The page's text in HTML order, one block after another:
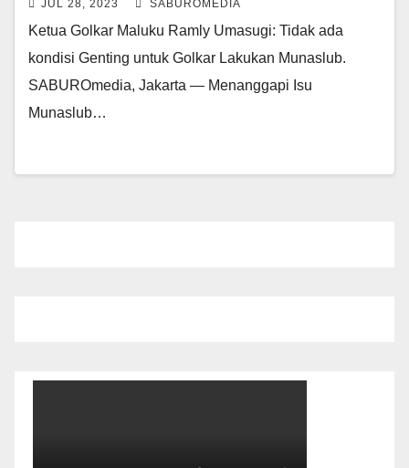
JUL 28, 2023 SABUROMEDIA
Ketua Golkar Maluku Ramly Umasugi: Tidak ada
kondisi Genting untuk Golkar Lakukan Munaslub.
SABUROmedia, Jakarta — Menanggapi Isu
Munaslub…